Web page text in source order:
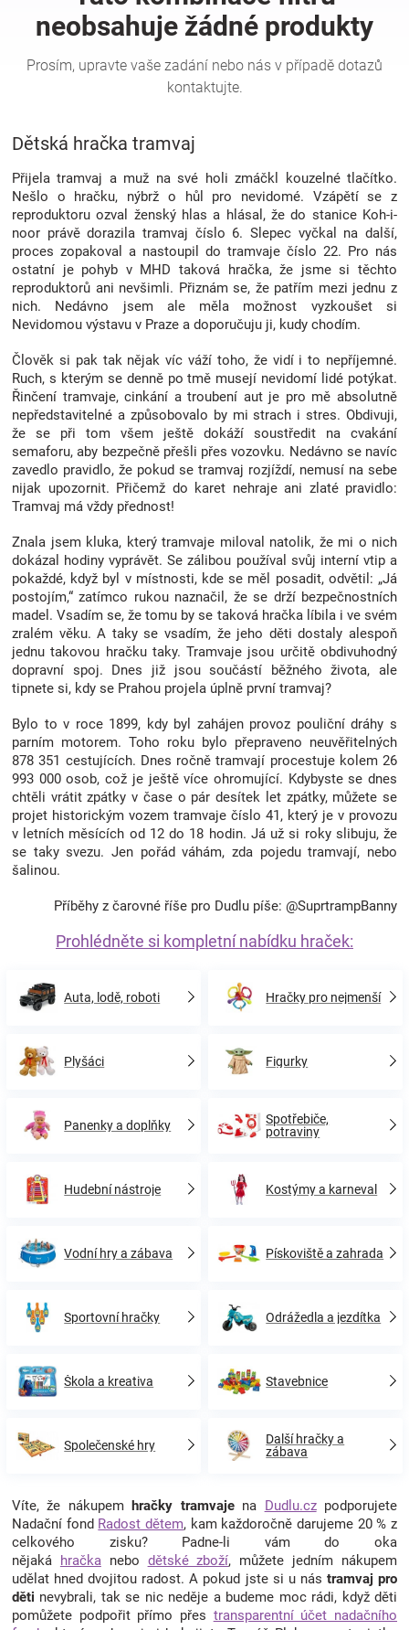
zábava
pro
děti
Těhotenské
oblečení
Novinky
Značky
Blog
Přihlášení
Dětská hračka tramvaj
Přijela tramvaj a muž na své holi zmáčkl kouzelné tlačítko.
Nešlo o hračku, nýbrž o hůl pro nevidomé. Vzápětí se z
reproduktoru ozval ženský hlas a hlásal, že do stanice Koh-i-
noor právě dorazila tramvaj číslo 6. Slepec vyčkal na další,
proces zopakoval a nastoupil do tramvaje číslo 22. Pro nás
ostatní je pohyb v MHD taková hračka, že jsme si těchto
reproduktorů ani nevšimli. Přiznám se, že patřím mezi jednu z
nich. Nedávno jsem ale měla možnost vyzkoušet si
Nevidomou výstavu v Praze a doporučuju ji, kudy chodím.
Člověk si pak tak nějak víc váží toho, že vidí i to nepříjemné.
Ruch, s kterým se denně po tmě musejí nevidomí lidé potýkat.
Řinčení tramvaje, cinkání a troubení aut je pro mě absolutně
nepředstavitelné a způsobovalo by mi strach i stres. Obdivuji,
že se při tom všem ještě dokáží soustředit na cvakání
semaforu, aby bezpečně přešli přes vozovku. Nedávno se navíc
zavedlo pravidlo, že pokud se tramvaj rozjíždí, nemusí na sebe
nijak upozornit. Přičemž do karet nehraje ani zlaté pravidlo:
Tramvaj má vždy přednost!
Znala jsem kluka, který tramvaje miloval natolik, že mi o nich
dokázal hodiny vyprávět. Se zálibou používal svůj interní vtip a
pokaždé, když byl v místnosti, kde se měl posadit, odvětil: „Já
postojím,“ zatímco rukou naznačil, že se drží bezpečnostních
madel. Vsadím se, že tomu by se taková hračka líbila i ve svém
zralém věku. A taky se vsadím, že jeho děti dostaly alespoň
jednu takovou hračku taky. Tramvaje jsou určitě obdivuhodný
dopravní spoj. Dnes již jsou součástí běžného života, ale
tipnete si, kdy se Prahou projela úplně první tramvaj?
Bylo to v roce 1899, kdy byl zahájen provoz pouliční dráhy s
parním motorem. Toho roku bylo přepraveno neuvěřitelných
878 351 cestujících. Dnes ročně tramvají procestuje kolem 26
993 000 osob, což je ještě více ohromující. Kdybyste se dnes
chtěli vrátit zpátky v čase o pár desítek let zpátky, můžete se
projet historickým vozem tramvaje číslo 41, který je v provozu
v letních měsících od 12 do 18 hodin. Já už si roky slibuju, že
se taky svezu. Jen pořád váhám, zda pojedu tramvají, nebo
šalinou.
Příběhy z čarovné říše pro Dudlu píše: @SuprtrampBanny
Prohlédněte si kompletní nabídku hraček:
Auta, lodě, roboti Hračky pro nejmenší
Plyšáci Figurky
Panenky a doplňky
Spotřebiče,
potraviny
Hudební nástroje Kostýmy a karneval
Vodní hry a zábava Pískoviště a zahrada
Sportovní hračky Odrážedla a jezdítka
Škola a kreativa Stavebnice
Společenské hry
Další hračky a
zábava
Víte, že nákupemhračky tramvaje na Dudlu.czpodporujete
Nadační fond Radost dětem, kam každoročně darujeme 20 % z
celkového zisku? Padne-li vám do oka
nějaká hračka nebo dětské zboží, můžete jedním nákupem
udělat hned dvojitou radost. A pokud jste si u nás tramvaj pro
děti nevybrali, tak se nic neděje a budeme moc rádi, když děti
pomůžete podpořit přímo přes transparentní účet nadačního